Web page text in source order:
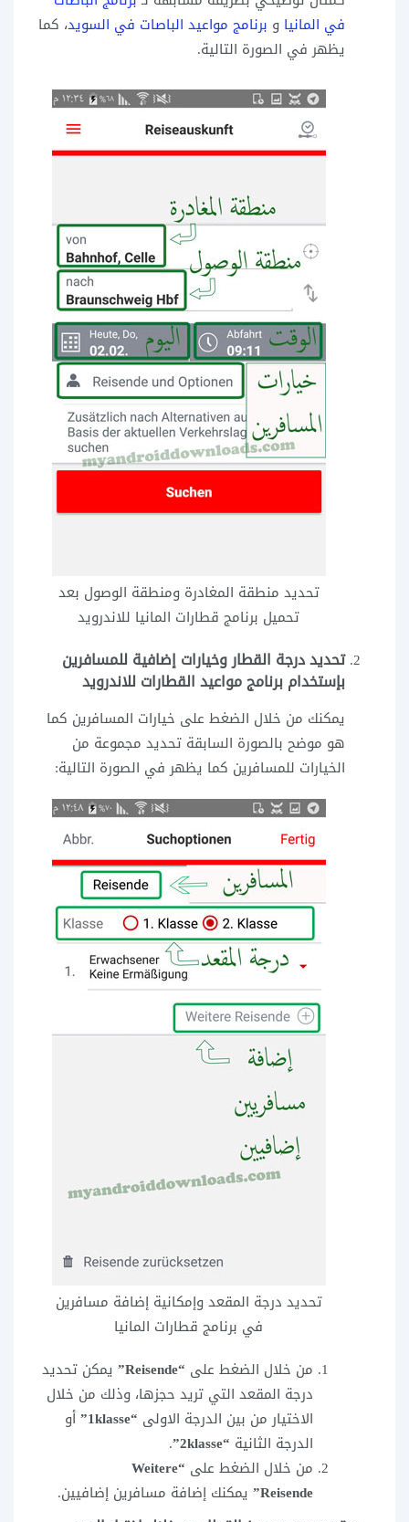
في المانيا و برنامج مواعيد الباصات في السويد، كما
يظهر في الصورة التالية.
تحديد منطقة المغادرة ومنطقة الوصول بعد
تحميل برنامج قطارات المانيا للاندرويد
تحديد درجة القطار وخيارات إضافية للمسافرين
بإستخدام برنامج مواعيد القطارات للاندرويد
يمكنك من خلال الضغط على خيارات المسافرين كما
هو موضح بالصورة السابقة تحديد مجموعة من
الخيارات للمسافرين كما يظهر في الصورة التالية:
تحديد درجة المقعد وإمكانية إضافة مسافرين
في برنامج قطارات المانيا
من خلال الضغط على “Reisende”
يمكن تحديد
درجة المقعد التي تريد حجزها، وذلك من خلال
الاختيار من بين الدرجة الاولى “1klasse”
أو
الدرجة الثانية “2klasse”
.
من خلال الضغط على “Weitere
Reisende” يمكنك إضافة مسافرين إضافيين.